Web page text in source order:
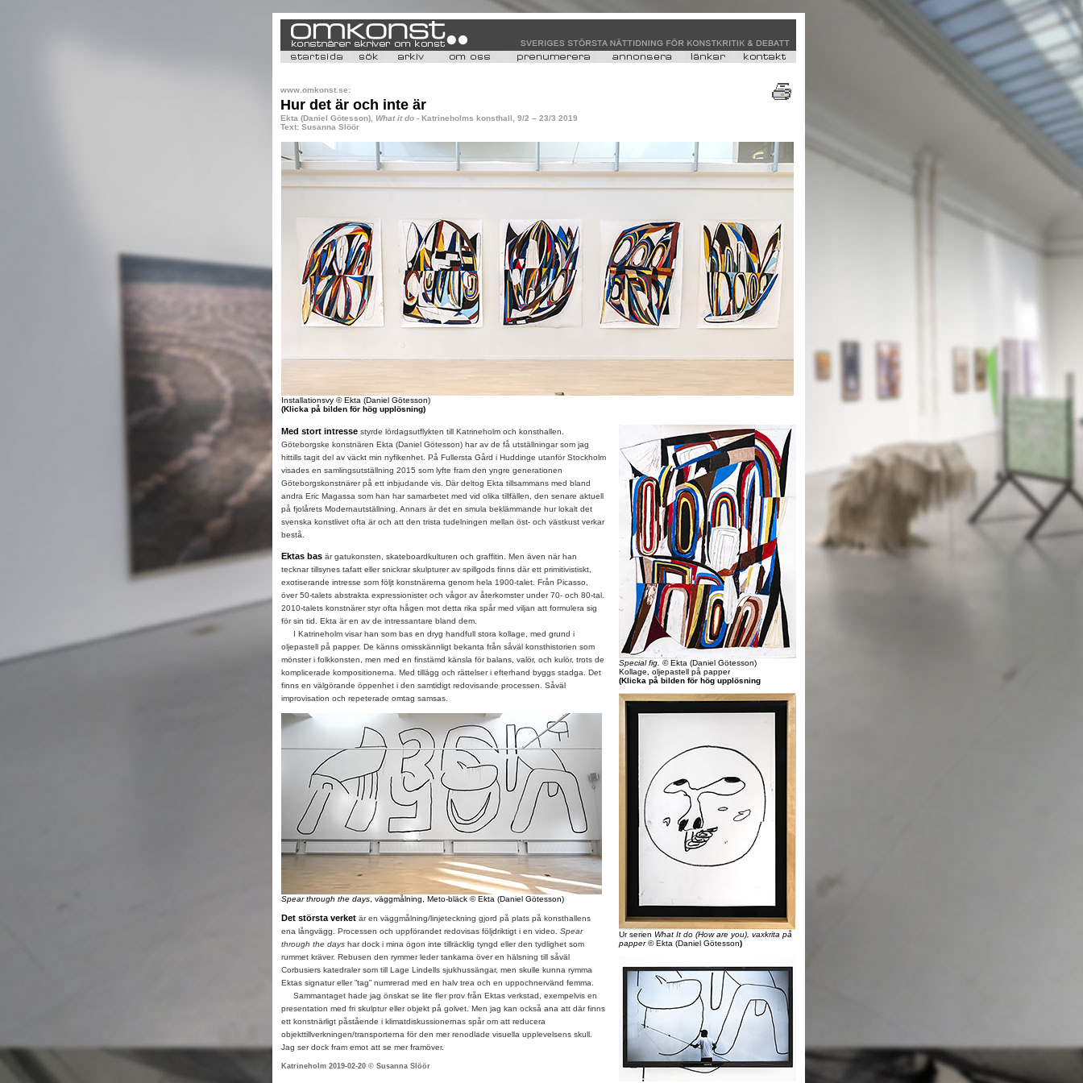
www.omkonst.se:
Hur det är och inte är
Ekta (Daniel Götesson), What it do- Katrineholms konsthall, 9/2 – 23/3 2019
Text: Susanna Slöör
Installationsvy © Ekta (Daniel Götesson)
(Klicka på bilden för hög upplösning)
Med stort intresse styrde lördagsutflykten till Katrineholm och konsthallen.
Göteborgske konstnären Ekta (Daniel Götesson) har av de få utställningar som jag
hittills tagit del av väckt min nyfikenhet. På Fullersta Gård i Huddinge utanför Stockholm
visades en samlingsutställning 2015 som lyfte fram den yngre generationen
Göteborgskonstnärer på ett inbjudande vis. Där deltog Ekta tillsammans med bland
andra Eric Magassa som han har samarbetet med vid olika tillfällen, den senare aktuell
på fjolårets Modernautställning. Annars är det en smula beklämmande hur lokalt det
svenska konstlivet ofta är och att den trista tudelningen mellan öst- och västkust verkar
bestå.
Ektas basär gatukonsten, skateboardkulturen och graffitin. Men även när han
tecknar tillsynes tafatt eller snickrar skulpturer av spillgods finns där ett primitivistiskt,
exotiserande intresse som följt konstnärerna genom hela 1900-talet. Från Picasso,
över 50-talets abstrakta expressionister och vågor av återkomster under 70- och 80-tal.
2010-talets konstnärer styr ofta hågen mot detta rika spår med viljan att formulera sig
för sin tid. Ekta är en av de intressantare bland dem.
I Katrineholm visar han som bas en dryg handfull stora kollage, med grund i
oljepastell på papper. De känns omisskännligt bekanta från såväl konsthistorien som
mönster i folkkonsten, men med en finstämd känsla för balans, valör, och kulör, trots de
komplicerade kompositionerna. Med tillägg och rättelser i efterhand byggs stadga. Det
finns en välgörande öppenhet i den samtidigt redovisande processen. Såväl
improvisation och repeterade omtag samsas.
Spear through the days, väggmålning, Meto-bläck © Ekta (Daniel Götesson)
Det största verketär en väggmålning/linjeteckning gjord på plats på konsthallens
ena långvägg. Processen och uppförandet redovisas följdriktigt i en video. Spear
through the days har dock i mina ögon inte tillräcklig tyngd eller den tydlighet som
rummet kräver. Rebusen den rymmer leder tankarna över en hälsning till såväl
Corbusiers katedraler som till Lage Lindells sjukhussängar, men skulle kunna rymma
Ektas signatur eller ”tag” numrerad med en halv trea och en uppochnervänd femma.
Sammantaget hade jag önskat se lite fler prov från Ektas verkstad, exempelvis en
presentation med fri skulptur eller objekt på golvet. Men jag kan också ana att där finns
ett konstnärligt påstående i klimatdiskussionernas spår om att reducera
objekttillverkningen/transporterna för den mer renodlade visuella upplevelsens skull.
Jag ser dock fram emot att se mer framöver.
Katrineholm 2019-02-20 © Susanna Slöör
Special fig. © Ekta (Daniel Götesson)
Kollage, oljepastell på papper
(Klicka på bilden för hög upplösning
Ur serien What It do (How are you), vaxkrita på
papper© Ekta (Daniel Götesson)